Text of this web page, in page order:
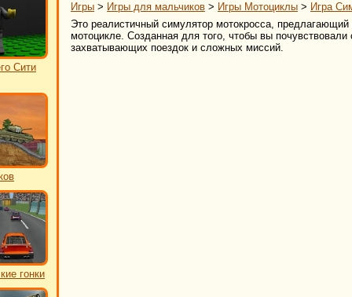
Сити
гонки
Игры > Игры для мальчиков > Игры Мотоциклы > Игра
Это реалистичный симулятор мотокросса,
мотоцикле. Созданная для того, чтобы вы
захватывающих поездок и сложных миссий.